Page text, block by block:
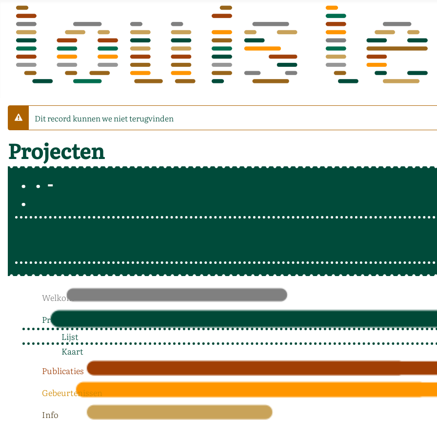
Welkom
Projecten
Lijst
Kaart
Publicaties
Gebeurtenissen
Info
Waarschuwing
Dit record kunnen we niet terugvinden
Projecten
-